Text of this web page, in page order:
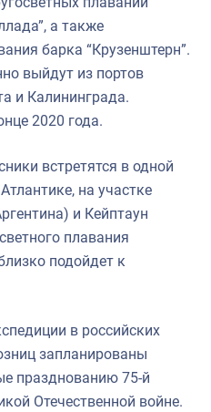
а также
барка “Крузенштерн”.
выйдут из портов
и Калининграда.
2020 года.
встретятся в одной
на участке
и Кейптаун
плавания
подойдет к
в российских
запланированы
празднованию 75-й
Отечественной войне.